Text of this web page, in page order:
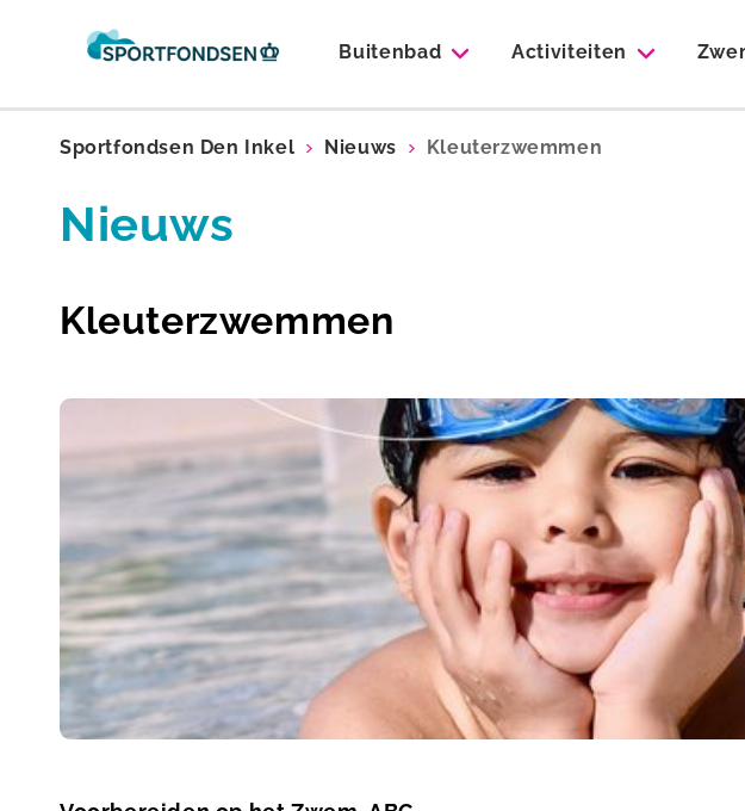
Buitenbad Activiteiten
Sportfondsen Den Inkel Nieuws Kleuterzwemmen
Nieuws
Kleuterzwemmen